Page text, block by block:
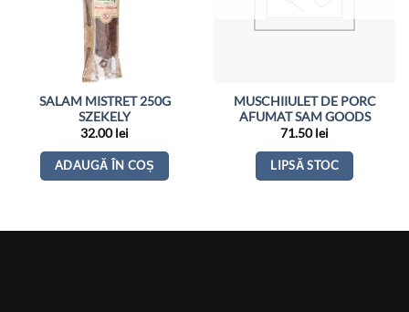
SALAM MISTRET 250G
SZEKELY
32.00lei
ADAUGĂ ÎN COȘ
MUSCHIIULET DE PORC
AFUMAT SAM GOODS
71.50lei
LIPSĂ STOC